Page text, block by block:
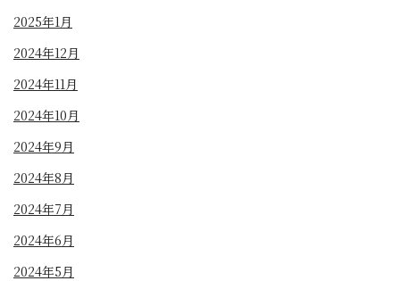
2025年1月
2024年12月
2024年11月
2024年10月
2024年9月
2024年8月
2024年7月
2024年6月
2024年5月